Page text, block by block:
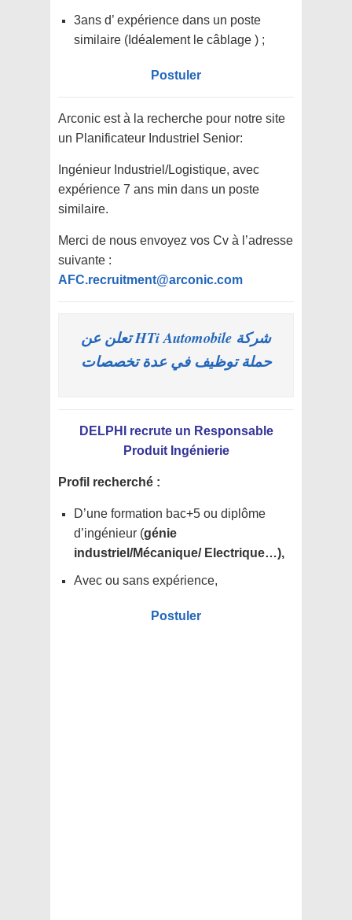
3ans d’ expérience dans un poste
similaire (Idéalement le câblage ) ;
Postuler
Arconic est à la recherche pour notre site
un Planificateur Industriel Senior:
Ingénieur Industriel/Logistique, avec
expérience 7 ans min dans un poste
similaire.
Merci de nous envoyez vos Cv à l’adresse
suivante :
AFC.recruitment@arconic.com
شركة HTi Automobile تعلن عن
حملة توظيف في عدة تخصصات
DELPHI recrute un Responsable
Produit Ingénierie
Profil recherché :
D’une formation bac+5 ou diplôme
d’ingénieur (génie
industriel/Mécanique/ Electrique…),
Avec ou sans expérience,
Postuler